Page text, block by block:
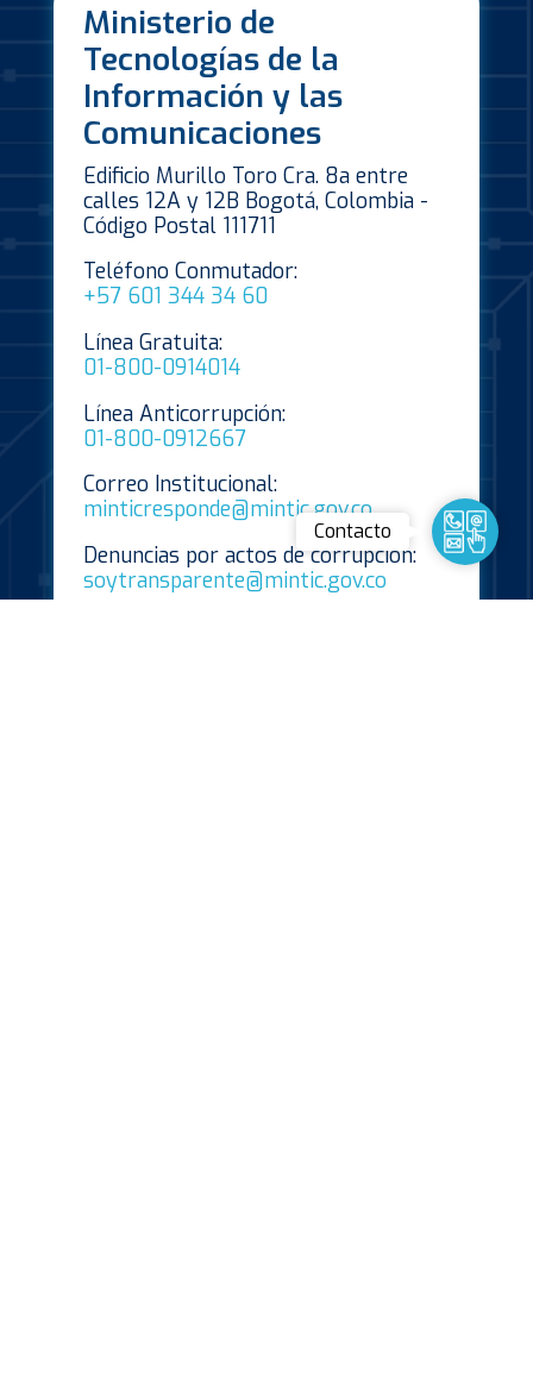
Ministerio de
Tecnologías de la
Información y las
Comunicaciones
Edificio Murillo Toro Cra. 8a entre
calles 12A y 12B Bogotá, Colombia -
Código Postal 111711
Teléfono Conmutador:
+57 601 344 34 60
Línea Gratuita:
01-800-0914014
Línea Anticorrupción:
01-800-0912667
Correo Institucional:
minticresponde@mintic.gov.co
Denuncias por actos de corrupción:
soytransparente@mintic.gov.co
Contacto